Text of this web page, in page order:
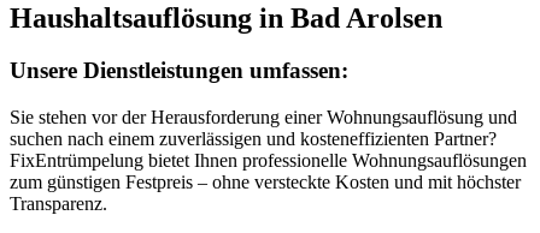
Haushaltsauflösung in Bad Arolsen
Unsere Dienstleistungen umfassen:
Sie stehen vor der Herausforderung einer Wohnungsauflösung und
suchen nach einem zuverlässigen und kosteneffizienten Partner?
FixEntrümpelung bietet Ihnen professionelle Wohnungsauflösungen
zum günstigen Festpreis – ohne versteckte Kosten und mit höchster
Transparenz.